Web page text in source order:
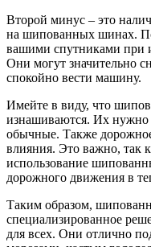
Второй минус – это
на шипованных шинах.
вашими спутниками при
Они могут значительно
спокойно вести машину.
Имейте в виду, что
изнашиваются. Их нужно
обычные. Также
влияния. Это важно, так
использование
дорожного движения в
Таким образом,
специализированное
для всех. Они отлично